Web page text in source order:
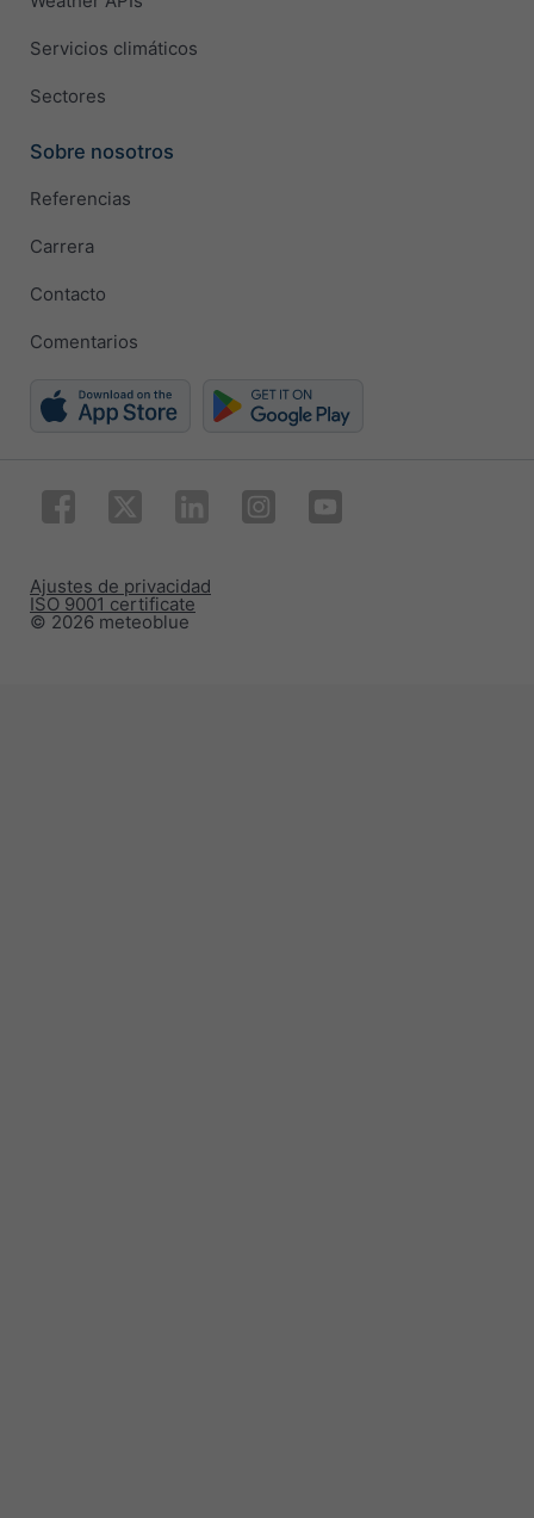
Servicios climáticos
Sectores
Sobre nosotros
Referencias
Carrera
Contacto
Comentarios
© 2026 meteoblue
ISO 9001 certificate
Ajustes de privacidad